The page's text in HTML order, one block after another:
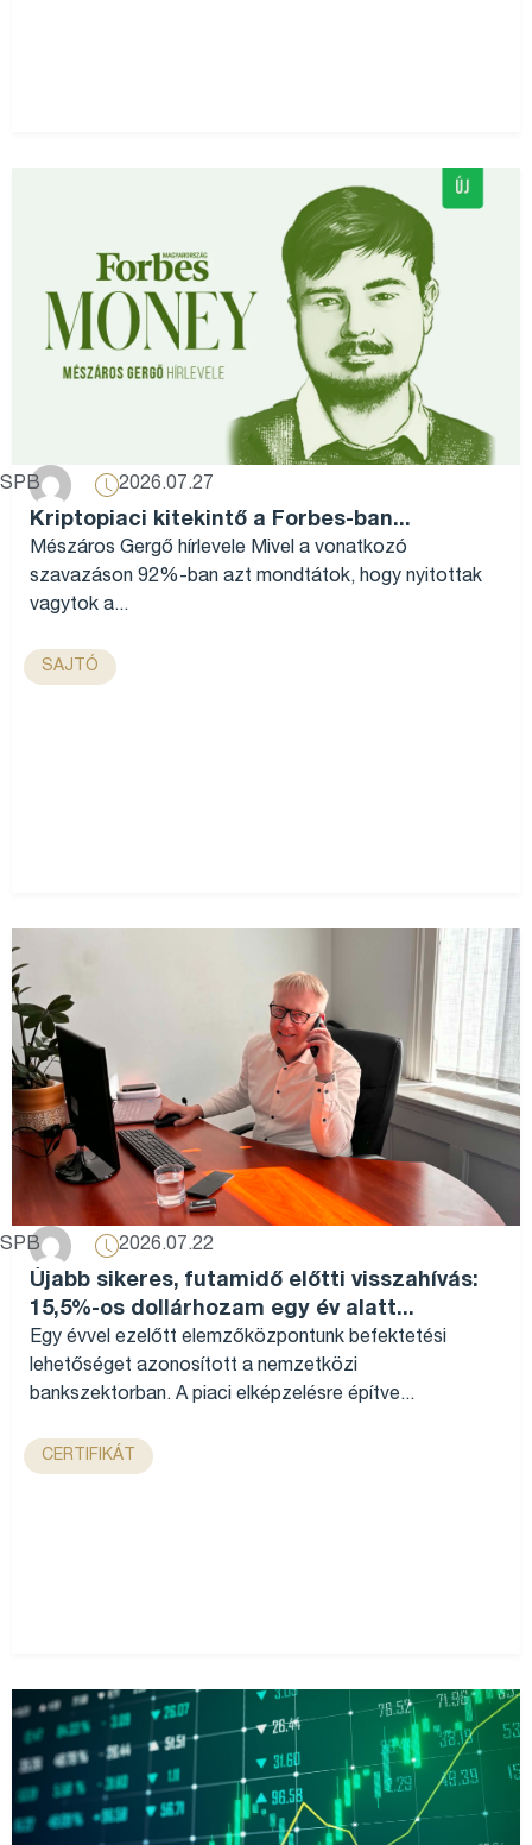
SPB 2026.07.27
Kriptopiaci kitekintő a Forbes-ban...
Mészáros Gergő hírlevele Mivel a vonatkozó
szavazáson 92%-ban azt mondtátok, hogy nyitottak
vagytok a...
SAJTÓ
SPB 2026.07.22
Újabb sikeres, futamidő előtti visszahívás:
15,5%-os dollárhozam egy év alatt...
Egy évvel ezelőtt elemzőközpontunk befektetési
lehetőséget azonosított a nemzetközi
bankszektorban. A piaci elképzelésre építve...
CERTIFIKÁT